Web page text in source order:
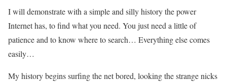
I will demonstrate with a simple and silly history the power
Internet has, to find what you need. You just need a little of
patience and to know where to search… Everything else comes
easily…
My history begins surfing the net bored, looking the strange nicks